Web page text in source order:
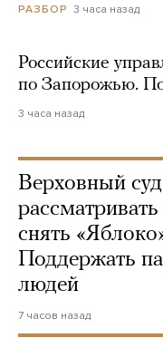
РАЗБОР 3 часа назад
Российские
по Запорожью.
3 часа назад
Верховный
снять
Поддержать
людей
7 часов назад